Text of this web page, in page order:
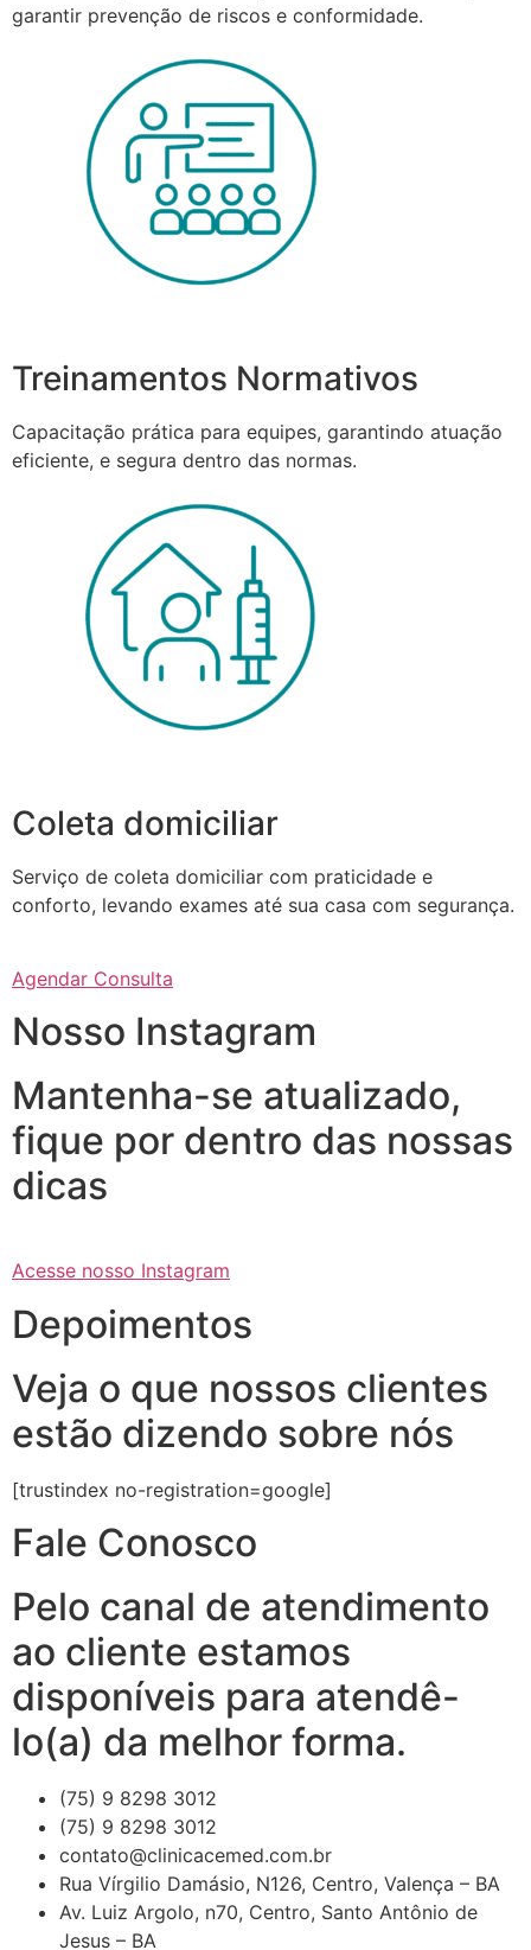
garantir prevenção de riscos e conformidade.
Treinamentos Normativos
Capacitação prática para equipes, garantindo atuação
eficiente, e segura dentro das normas.
Coleta domiciliar
Serviço de coleta domiciliar com praticidade e
conforto, levando exames até sua casa com segurança.
Agendar Consulta
Nosso Instagram
Mantenha-se atualizado,
fique por dentro das nossas
dicas
Acesse nosso Instagram
Depoimentos
Veja o que nossos clientes
estão dizendo sobre nós
[trustindex no-registration=google]
Fale Conosco
Pelo canal de atendimento
ao cliente estamos
disponíveis para atendê-
lo(a) da melhor forma.
(75) 9 8298 3012
(75) 9 8298 3012
contato@clinicacemed.com.br
Rua Vírgilio Damásio, N126, Centro, Valença – BA
Av. Luiz Argolo, n70, Centro, Santo Antônio de
Jesus – BA